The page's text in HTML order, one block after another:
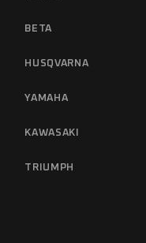
BETA
HUSQVARNA
YAMAHA
KAWASAKI
TRIUMPH